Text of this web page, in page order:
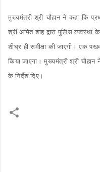
मुख्यमंत्री श्री चौहान ने कहा कि
श्री अमित शाह द्वारा पुलिस
शीघ्र ही समीक्षा की जाएगी। एक
किया जाएगा। मुख्यमंत्री श्री
के निर्देश दिए।